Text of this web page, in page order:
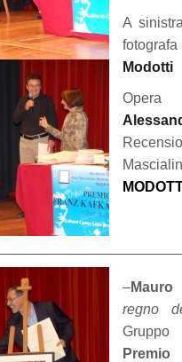
A
Modotti
Opera
–
regno